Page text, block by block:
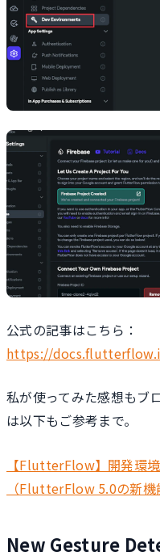
公式の記事はこちら：
https://
私が使ってみた感想もブ
は以下もご参考まで。
【FlutterFlow】開発環
（FlutterFlow 5.0の新機
New Gesture